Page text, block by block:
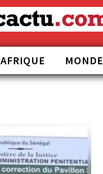
AFRIQUE MONDE